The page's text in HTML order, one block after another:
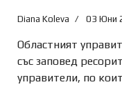
Diana Koleva 03 Юни
Областният
със заповед
управители, по